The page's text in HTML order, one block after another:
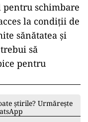
pentru schimbare
la condiții de
sănătatea și
să
pentru
știrile? Urmărește